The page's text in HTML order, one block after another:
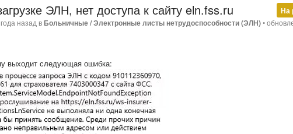
На
ЭЛН, нет доступа к сайту eln.fss.ru
назад вБольничные / Электронные листы нетрудоспособности (ЭЛН)•
выходит следующая ошибка: